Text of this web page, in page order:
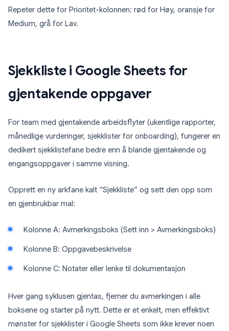
Repeter dette for Prioritet-kolonnen: rød for Høy, oransje for
Medium, grå for Lav.
Sjekkliste i Google Sheets for
gjentakende oppgaver
For team med gjentakende arbeidsflyter (ukentlige rapporter,
månedlige vurderinger, sjekklister for onboarding), fungerer en
dedikert sjekklistefane bedre enn å blande gjentakende og
engangsoppgaver i samme visning.
Opprett en ny arkfane kalt “Sjekkliste” og sett den opp som
en gjenbrukbar mal:
Kolonne A: Avmerkingsboks (Sett inn > Avmerkingsboks)
Kolonne B: Oppgavebeskrivelse
Kolonne C: Notater eller lenke til dokumentasjon
Hver gang syklusen gjentas, fjerner du avmerkingen i alle
boksene og starter på nytt. Dette er et enkelt, men effektivt
mønster for sjekklister i Google Sheets som ikke krever noen